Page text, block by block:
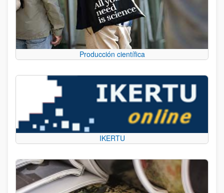
Producción científica
IKERTU